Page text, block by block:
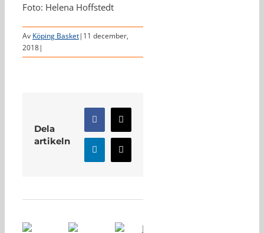
Foto: Helena Hoffstedt
Av Köping Basket| 11 december,
2018|
Dela
artikeln
Facebook
X
LinkedInE-
post